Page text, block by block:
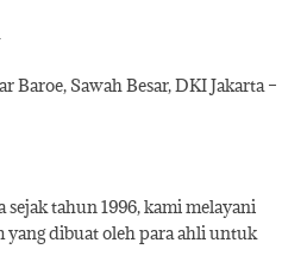
Baroe, Sawah Besar, DKI Jakarta –
tahun 1996, kami melayani
yang dibuat oleh para ahli untuk